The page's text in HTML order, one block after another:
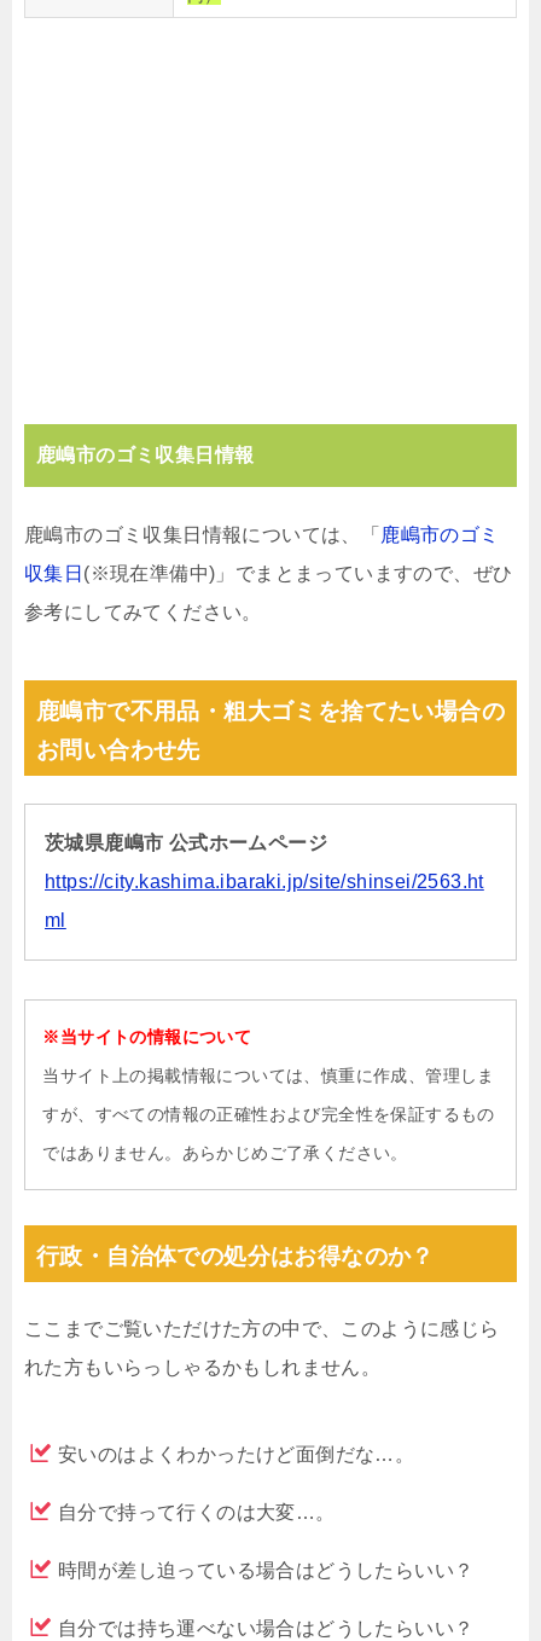
鹿嶋市のゴミ収集日情報
鹿嶋市のゴミ収集日情報については、「 鹿嶋市のゴミ
収集日 (※現在準備中)」でまとまっていますので、ぜひ
参考にしてみてください。
鹿嶋市で不用品・粗大ゴミを捨てたい場合の
お問い合わせ先
茨城県鹿嶋市 公式ホームページ
https://city.kashima.ibaraki.jp/site/shinsei/2563.ht
ml
※当サイトの情報について
当サイト上の掲載情報については、慎重に作成、管理しま
すが、すべての情報の正確性および完全性を保証するもの
ではありません。あらかじめご了承ください。
行政・自治体での処分はお得なのか？
ここまでご覧いただけた方の中で、このように感じら
れた方もいらっしゃるかもしれません。
安いのはよくわかったけど面倒だな…。
自分で持って行くのは大変…。
時間が差し迫っている場合はどうしたらいい？
自分では持ち運べない場合はどうしたらいい？